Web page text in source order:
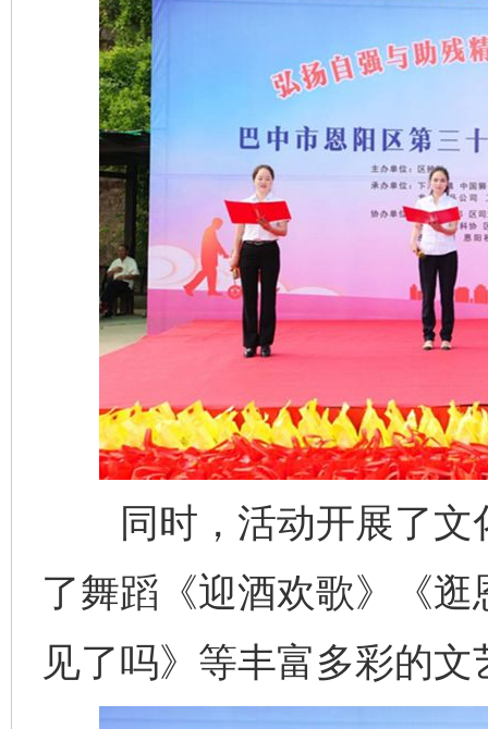
同时，活动开展了文
了舞蹈《迎酒欢歌》《
见了吗》等丰富多彩的